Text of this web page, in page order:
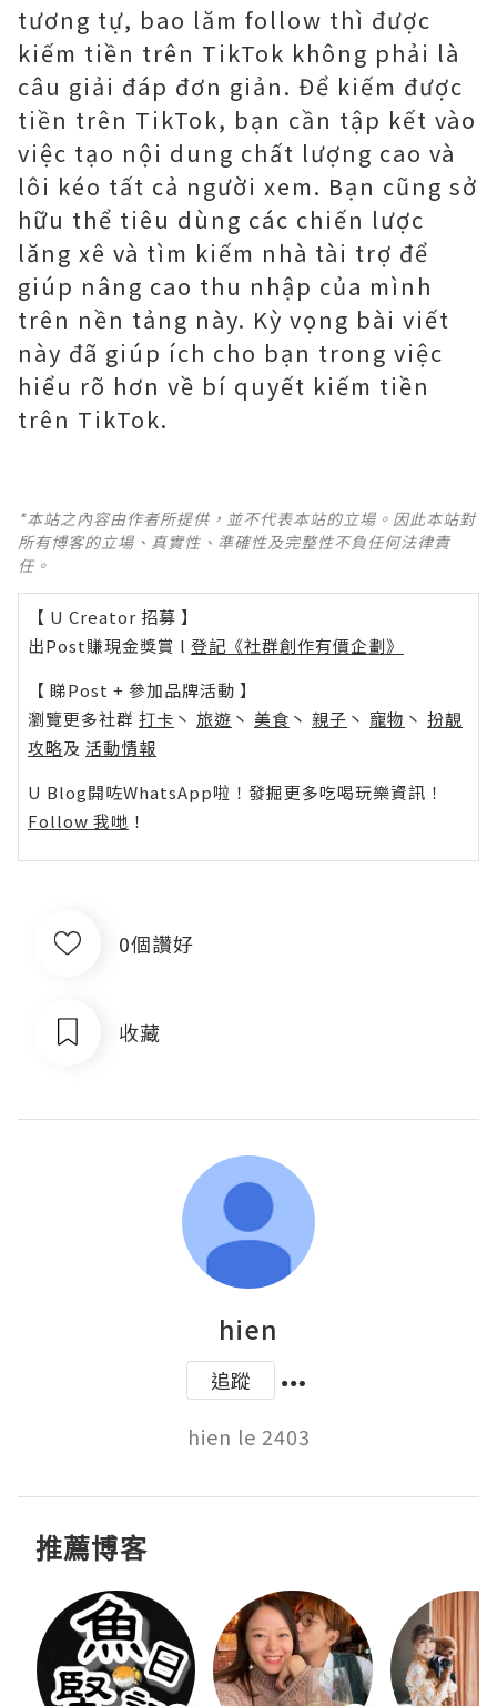
tương tự, bao lăm follow thì được
kiếm tiền trên TikTok không phải là
câu giải đáp đơn giản. Để kiếm được
tiền trên TikTok, bạn cần tập kết vào
việc tạo nội dung chất lượng cao và
lôi kéo tất cả người xem. Bạn cũng sở
hữu thể tiêu dùng các chiến lược
lăng xê và tìm kiếm nhà tài trợ để
giúp nâng cao thu nhập của mình
trên nền tảng này. Kỳ vọng bài viết
này đã giúp ích cho bạn trong việc
hiểu rõ hơn về bí quyết kiếm tiền
trên TikTok.
*本站之內容由作者所提供，並不代表本站的立場。因此本站對
所有博客的立場、真實性、準確性及完整性不負任何法律責
任。
【 U Creator 招募 】
出Post賺現金獎賞 l 登記《社群創作有價企劃》
【 睇Post + 參加品牌活動 】
瀏覽更多社群 打卡 丶 旅遊 丶 美食 丶 親子 丶 寵物 丶 扮靚
攻略及 活動情報
U Blog開咗WhatsApp啦！發掘更多吃喝玩樂資訊！
Follow 我哋 ！
0個讚好
收藏
hien
追蹤
hien le 2403
推薦博客